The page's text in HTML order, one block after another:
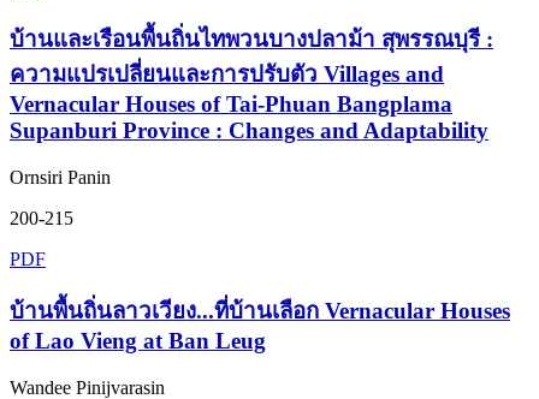
บ้านและเรือนพื้นถิ่นไทพวนบางปลาม้า สุพรรณบุรี :
ความแปรเปลี่ยนและการปรับตัว Villages and
Vernacular Houses of Tai-Phuan Bangplama
Supanburi Province : Changes and Adaptability
Ornsiri Panin
200-215
PDF
บ้านพื้นถิ่นลาวเวียง...ที่บ้านเลือก Vernacular Houses
of Lao Vieng at Ban Leug
Wandee Pinijvarasin